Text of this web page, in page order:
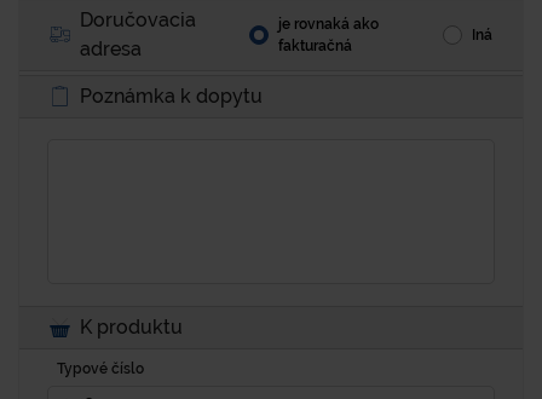
Doručovacia
adresa
je rovnaká ako
fakturačná
Iná
Poznámka k dopytu
K produktu
Typové číslo